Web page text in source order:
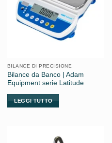
BILANCE DI PRECISIONE
Bilance da Banco | Adam
Equipment serie Latitude
LEGGI TUTTO